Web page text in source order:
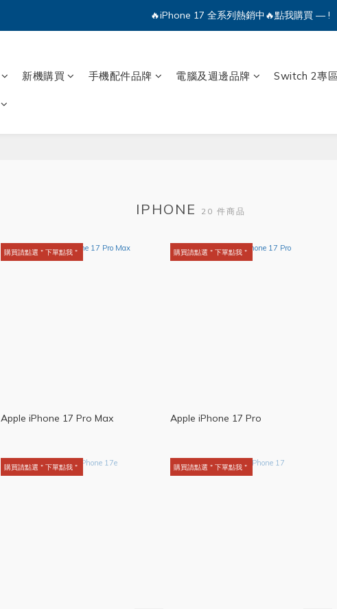
🔥iPhone 17 全系列熱銷中🔥點我購買 — !
🔥iPhone 17 全系列熱銷中🔥點我購買 — !
🔥iPhone 17 全系列熱銷中🔥點我購買 — !
新機購買 手機配件品牌 電腦及週邊品牌 Switch 2專區
IPHONE 20 件商品
購買請點選＂下單點我＂
Apple iPhone 17 Pro Max
購買請點選＂下單點我＂
Apple iPhone 17 Pro
購買請點選＂下單點我＂ 購買請點選＂下單點我＂